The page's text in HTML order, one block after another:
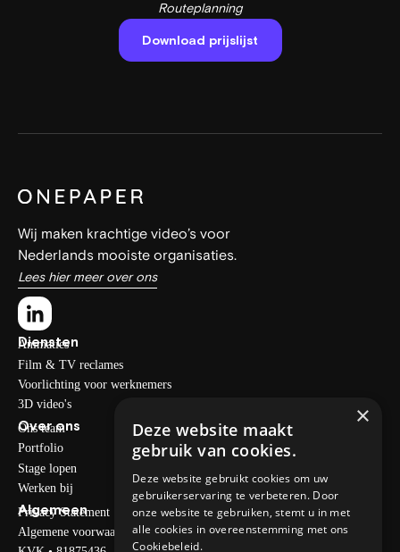
Routeplanning
Download prijslijst
Wij maken krachtige video’s voor
Nederlands mooiste organisaties.
Lees hier meer over ons
Diensten
Animaties
Film & TV reclames
Voorlichting voor werknemers
3D video's
Over ons
Ons team
Portfolio
Stage lopen
Werken bij
Algemeen
Privacy Statement
Algemene voorwaarden
×
Deze website maakt
gebruik van cookies.
Deze website gebruikt cookies om uw
gebruikerservaring te verbeteren. Door
onze website te gebruiken, stemt u in met
alle cookies in overeenstemming met ons
Cookiebeleid.